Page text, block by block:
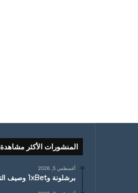
المنشورات الأكثر مشاهدة
أغسطس 5, 2026
برشلونة و1xBet وصيف التحولات الكبرى: كيف ترسم الانتقالات ملامح الموسم الجديد